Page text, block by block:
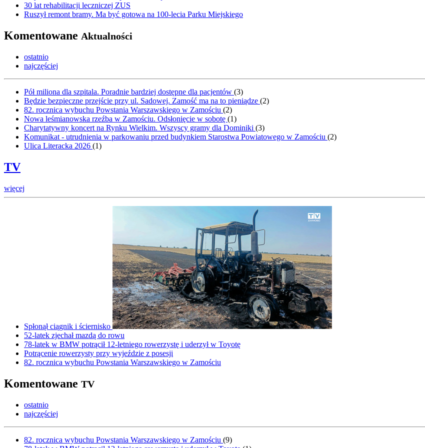
30 lat rehabilitacji leczniczej ZUS
Ruszył remont bramy. Ma być gotowa na 100-lecia Parku Miejskiego
Komentowane Aktualności
ostatnio
najczęściej
Pół miliona dla szpitala. Poradnie bardziej dostępne dla pacjentów (3)
Będzie bezpieczne przejście przy ul. Sadowej. Zamość ma na to pieniądze (2)
82. rocznica wybuchu Powstania Warszawskiego w Zamościu (2)
Nowa leśmianowska rzeźba w Zamościu. Odsłonięcie w sobotę (1)
Charytatywny koncert na Rynku Wielkim. Wszyscy gramy dla Dominiki (3)
Komunikat - utrudnienia w parkowaniu przed budynkiem Starostwa Powiatowego w Zamościu (2)
Ulica Literacka 2026 (1)
TV
więcej
Spłonął ciągnik i ściernisko
52-latek zjechał mazdą do rowu
78-latek w BMW potrącił 12-letniego rowerzystę i uderzył w Toyotę
Potrącenie rowerzysty przy wyjeździe z posesji
82. rocznica wybuchu Powstania Warszawskiego w Zamościu
Komentowane TV
ostatnio
najczęściej
82. rocznica wybuchu Powstania Warszawskiego w Zamościu (9)